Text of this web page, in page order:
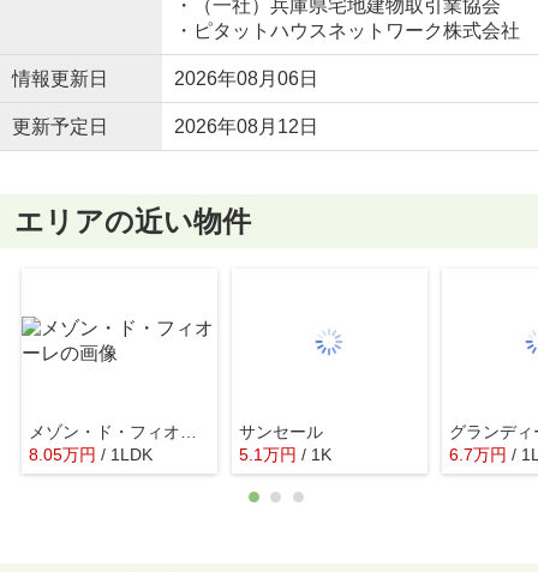
・（一社）兵庫県宅地建物取引業協会
・ピタットハウスネットワーク株式会社
情報更新日 2026年08月06日
更新予定日 2026年08月12日
エリアの近い物件
8.05万円 / 1LDK
サンセール
5.1万円 / 1K
グランディ
6.7万円 /